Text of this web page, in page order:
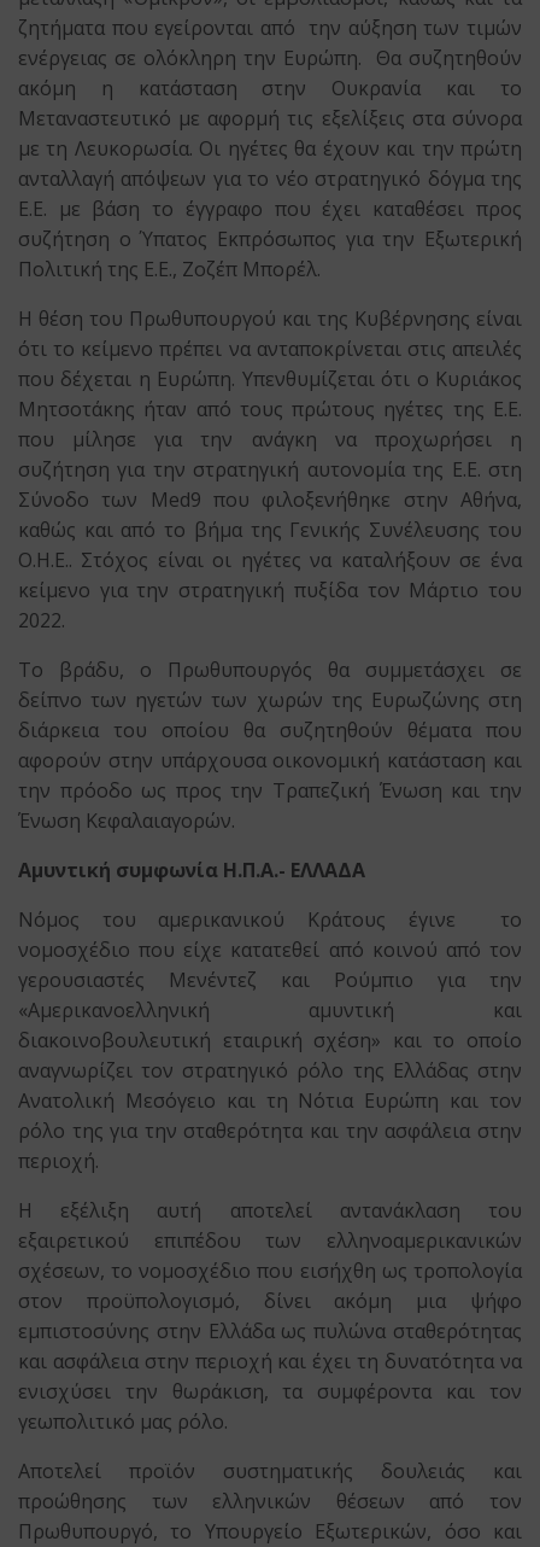
ζητήματα που εγείρονται από την αύξηση των τιμών
ενέργειας σε ολόκληρη την Ευρώπη. Θα συζητηθούν
ακόμη η κατάσταση στην Ουκρανία και το
Μεταναστευτικό με αφορμή τις εξελίξεις στα σύνορα
με τη Λευκορωσία. Οι ηγέτες θα έχουν και την πρώτη
ανταλλαγή απόψεων για το νέο στρατηγικό δόγμα της
Ε.Ε. με βάση το έγγραφο που έχει καταθέσει προς
συζήτηση ο Ύπατος Εκπρόσωπος για την Εξωτερική
Πολιτική της Ε.Ε., Ζοζέπ Μπορέλ.
Η θέση του Πρωθυπουργού και της Κυβέρνησης είναι
ότι το κείμενο πρέπει να ανταποκρίνεται στις απειλές
που δέχεται η Ευρώπη. Υπενθυμίζεται ότι ο Κυριάκος
Μητσοτάκης ήταν από τους πρώτους ηγέτες της Ε.Ε.
που μίλησε για την ανάγκη να προχωρήσει η
συζήτηση για την στρατηγική αυτονομία της Ε.Ε. στη
Σύνοδο των Med9 που φιλοξενήθηκε στην Αθήνα,
καθώς και από το βήμα της Γενικής Συνέλευσης του
Ο.Η.Ε.. Στόχος είναι οι ηγέτες να καταλήξουν σε ένα
κείμενο για την στρατηγική πυξίδα τον Μάρτιο του
2022.
Το βράδυ, ο Πρωθυπουργός θα συμμετάσχει σε
δείπνο των ηγετών των χωρών της Ευρωζώνης στη
διάρκεια του οποίου θα συζητηθούν θέματα που
αφορούν στην υπάρχουσα οικονομική κατάσταση και
την πρόοδο ως προς την Τραπεζική Ένωση και την
Ένωση Κεφαλαιαγορών.
Αμυντική συμφωνία Η.Π.Α.- ΕΛΛΑΔΑ
Νόμος του αμερικανικού Κράτους έγινε το
νομοσχέδιο που είχε κατατεθεί από κοινού από τον
γερουσιαστές Μενέντεζ και Ρούμπιο για την
«Αμερικανοελληνική αμυντική και
διακοινοβουλευτική εταιρική σχέση» και το οποίο
αναγνωρίζει τον στρατηγικό ρόλο της Ελλάδας στην
Ανατολική Μεσόγειο και τη Νότια Ευρώπη και τον
ρόλο της για την σταθερότητα και την ασφάλεια στην
περιοχή.
Η εξέλιξη αυτή αποτελεί αντανάκλαση του
εξαιρετικού επιπέδου των ελληνοαμερικανικών
σχέσεων, το νομοσχέδιο που εισήχθη ως τροπολογία
στον προϋπολογισμό, δίνει ακόμη μια ψήφο
εμπιστοσύνης στην Ελλάδα ως πυλώνα σταθερότητας
και ασφάλεια στην περιοχή και έχει τη δυνατότητα να
ενισχύσει την θωράκιση, τα συμφέροντα και τον
γεωπολιτικό μας ρόλο.
Αποτελεί προϊόν συστηματικής δουλειάς και
προώθησης των ελληνικών θέσεων από τον
Πρωθυπουργό, το Υπουργείο Εξωτερικών, όσο και